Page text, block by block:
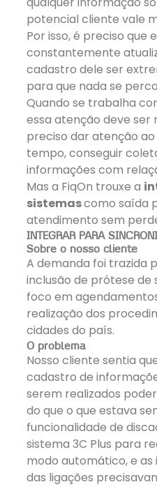
potencial cliente vale
Por isso, é preciso que
constantemente
cadastro dele ser
para que nada se
Quando se trabalha
essa atenção deve ser
preciso dar atenção
tempo, conseguir
informações com
Mas a FiqOn trouxe a
sistemascomo saída
atendimento sem
INTEGRAR PARA
Sobre o nosso cliente
A demanda foi trazida
inclusão de prótese de
foco em
realização dos
cidades do país.
O problema
Nosso cliente sentia
cadastro de
serem realizados
do que o que estava
funcionalidade de
sistema3C Plus para
modo automático, e
das ligações